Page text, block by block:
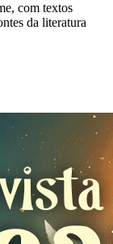
com textos
da literatura